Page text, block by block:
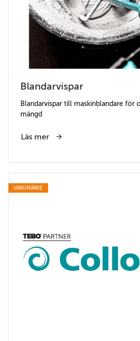
Blandarvispar
Blandarvispar till maskinblandare för
mängd
Läs mer
VARUMÄRKE